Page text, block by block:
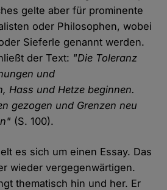
gelte aber für prominente
oder Philosophen, wobei
Sieferle genannt werden.
der Text: "Die Toleranz
und
Hass und Hetze beginnen.
gezogen und Grenzen neu
(S. 100).
es sich um einen Essay. Das
wieder vergegenwärtigen.
thematisch hin und her. Er